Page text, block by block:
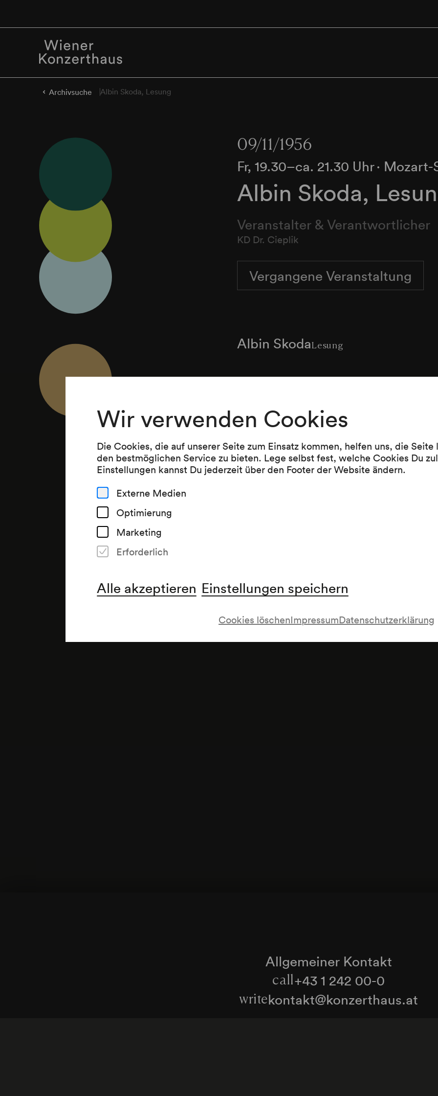
Wir verwenden Cookies
Die Cookies, die auf unserer Seite zum Einsatz kommen, helfen uns, die Seite
den bestmöglichen Service zu bieten. Lege selbst fest, welche Cookies Du
Einstellungen kannst Du jederzeit über den Footer der Website ändern.
Externe Medien
Optimierung
Marketing
Erforderlich
Alle akzeptieren Einstellungen speichern
Cookies löschenImpressumDatenschutzerklärung
Archivsuche Albin Skoda, Lesung
09/11/1956
Fr, 19.30–ca. 21.30 Uhr∙ Mozart-
Albin Skoda,
Veranstalter & Verantwortlicher
KD Dr. Cieplik
Vergangene Veranstaltung
Albin SkodaLesung
Otto Reutter, Christian Morgenstern, Hans
Andersen, Wilhelm Busch und Giovanni
Pause
»Zyklus: Die berühmte Stimme«; »Besinnlich-heiter«; »Der zweite Programmteil
anlässlich seines 85. Geburtstages gewidmet«
Allgemeiner Kontakt
call+43 1 242 00-0
writekontakt@konzerthaus.at